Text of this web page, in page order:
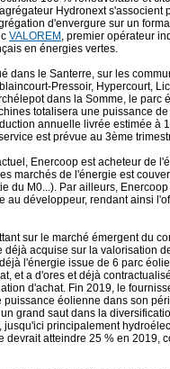
Hydronext s'associent
d'envergure sur un
VALOREM , premier opérateur
en énergies vertes.
dans le Santerre, sur les
Pressoir, Hypercourt,
dans la Somme, le parc
totalisera une puissance
annuelle livrée estimée à
est prévue au 3ème
Enercoop est acheteur de
marchés de l'énergie est
du M0...). Par ailleurs,
au développeur, rendant ainsi
sur le marché émergent du
déjà acquise sur la valorisation
l'énergie issue de 6 parc
et a d'ores et déjà
d'achat. Fin 2019, le
éolienne dans son
grand saut dans la
principalement
devrait atteindre 25 % en 2019,